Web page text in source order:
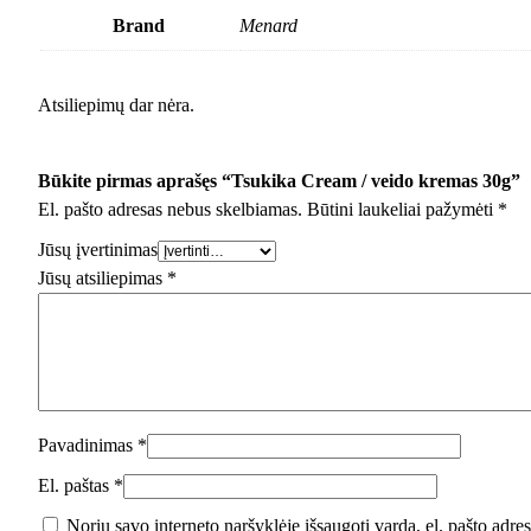
Brand Menard
Atsiliepimų dar nėra.
Būkite pirmas aprašęs “Tsukika Cream / veido kremas 30g”
El. pašto adresas nebus skelbiamas. Būtini laukeliai pažymėti *
Jūsų įvertinimas
Jūsų atsiliepimas *
Pavadinimas *
El. paštas *
Noriu savo interneto naršyklėje išsaugoti vardą, el. pašto